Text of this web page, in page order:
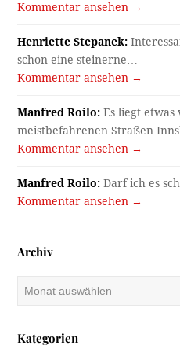
Kommentar ansehen →
Henriette Stepanek:
schon eine steinerne…
Kommentar ansehen →
Manfred Roilo: Es liegt
meistbefahrenen Straßen
Kommentar ansehen →
Manfred Roilo: Darf ich es
Kommentar ansehen →
Archiv
Archiv
Kategorien